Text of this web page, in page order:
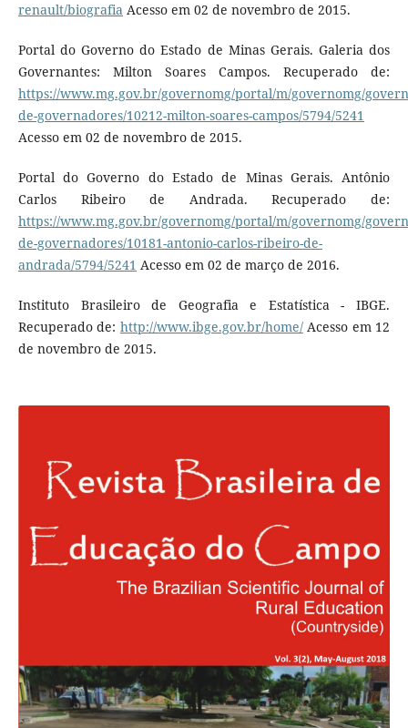
renault/biografiaAcesso em 02 de novembro de 2015.
Portal do Governo do Estado de Minas Gerais. Galeria dos
Governantes: Milton Soares Campos. Recuperado de:
https://www.mg.gov.br/governomg/portal/m/governomg/
de-governadores/10212-milton-soares-campos/5794/5241
Acesso em 02 de novembro de 2015.
Portal do Governo do Estado de Minas Gerais. Antônio
Carlos Ribeiro de Andrada. Recuperado de:
https://www.mg.gov.br/governomg/portal/m/governomg/
de-governadores/10181-antonio-carlos-ribeiro-de-
andrada/5794/5241 Acesso em 02 de março de 2016.
Instituto Brasileiro de Geografia e Estatística - IBGE.
Recuperado de: http://www.ibge.gov.br/home/Acesso em 12
de novembro de 2015.